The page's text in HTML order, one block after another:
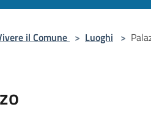
il Comune > Luoghi >